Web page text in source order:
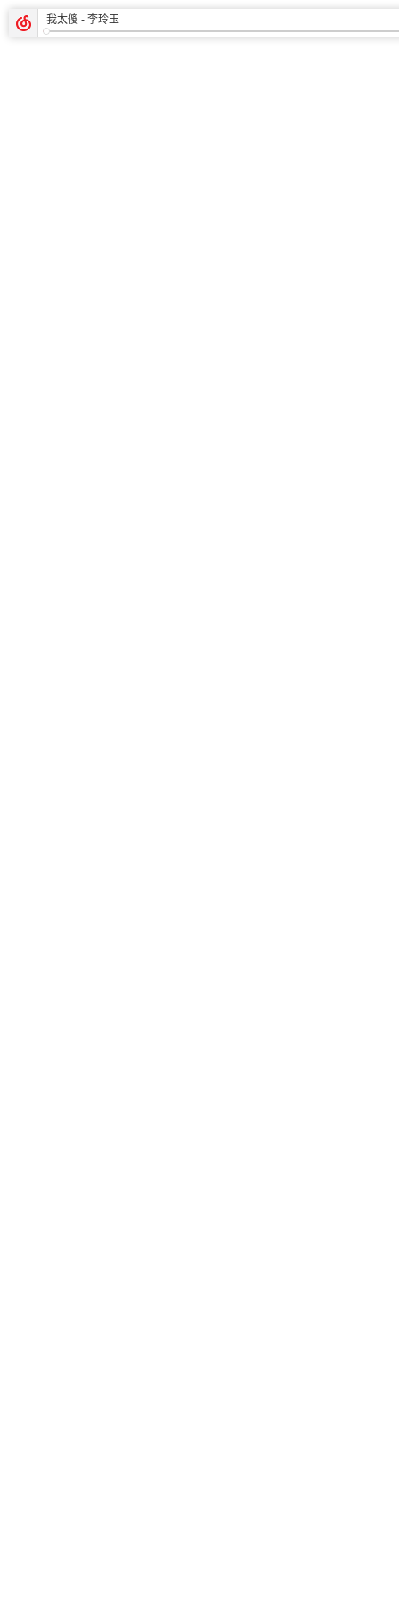
我太傻 - 李玲玉